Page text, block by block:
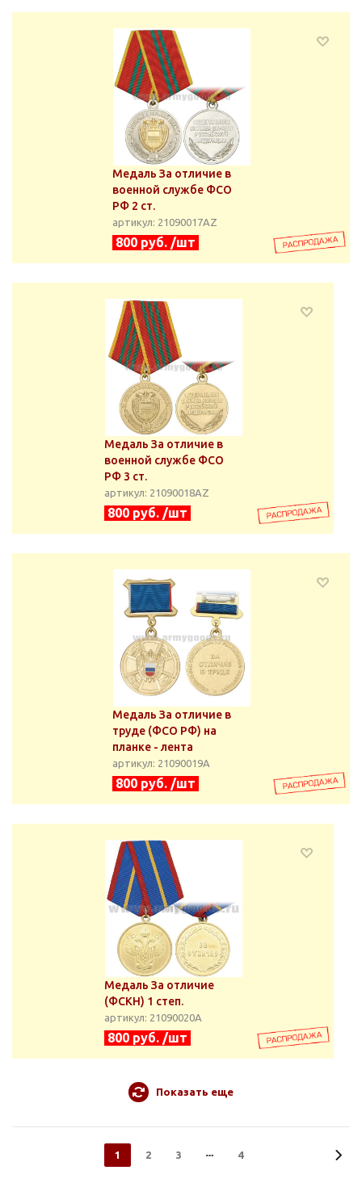
Медаль За отличие в
военной службе ФСО
РФ 2 ст.
артикул: 21090017АZ
800 руб. /шт
Медаль За отличие в
военной службе ФСО
РФ 3 ст.
артикул: 21090018АZ
800 руб. /шт
Медаль За отличие в
труде (ФСО РФ) на
планке - лента
артикул: 21090019А
800 руб. /шт
Медаль За отличие
(ФСКН) 1 степ.
артикул: 21090020А
800 руб. /шт
Показать еще
1 2 3 4